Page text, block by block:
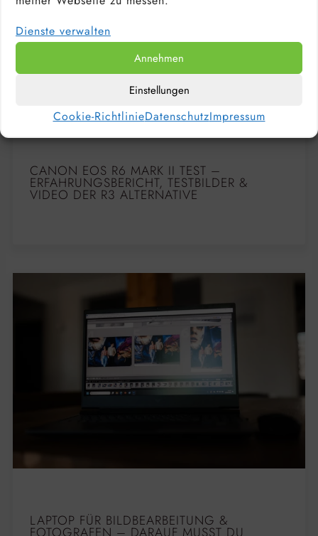
Dienste verwalten
Annehmen
Einstellungen
Cookie-RichtlinieDatenschutzImpressum
CANON EOS R6 MARK II TEST –
ERFAHRUNGSBERICHT, TESTBILDER &
VIDEO DER R3 ALTERNATIVE
LAPTOP FÜR BILDBEARBEITUNG &